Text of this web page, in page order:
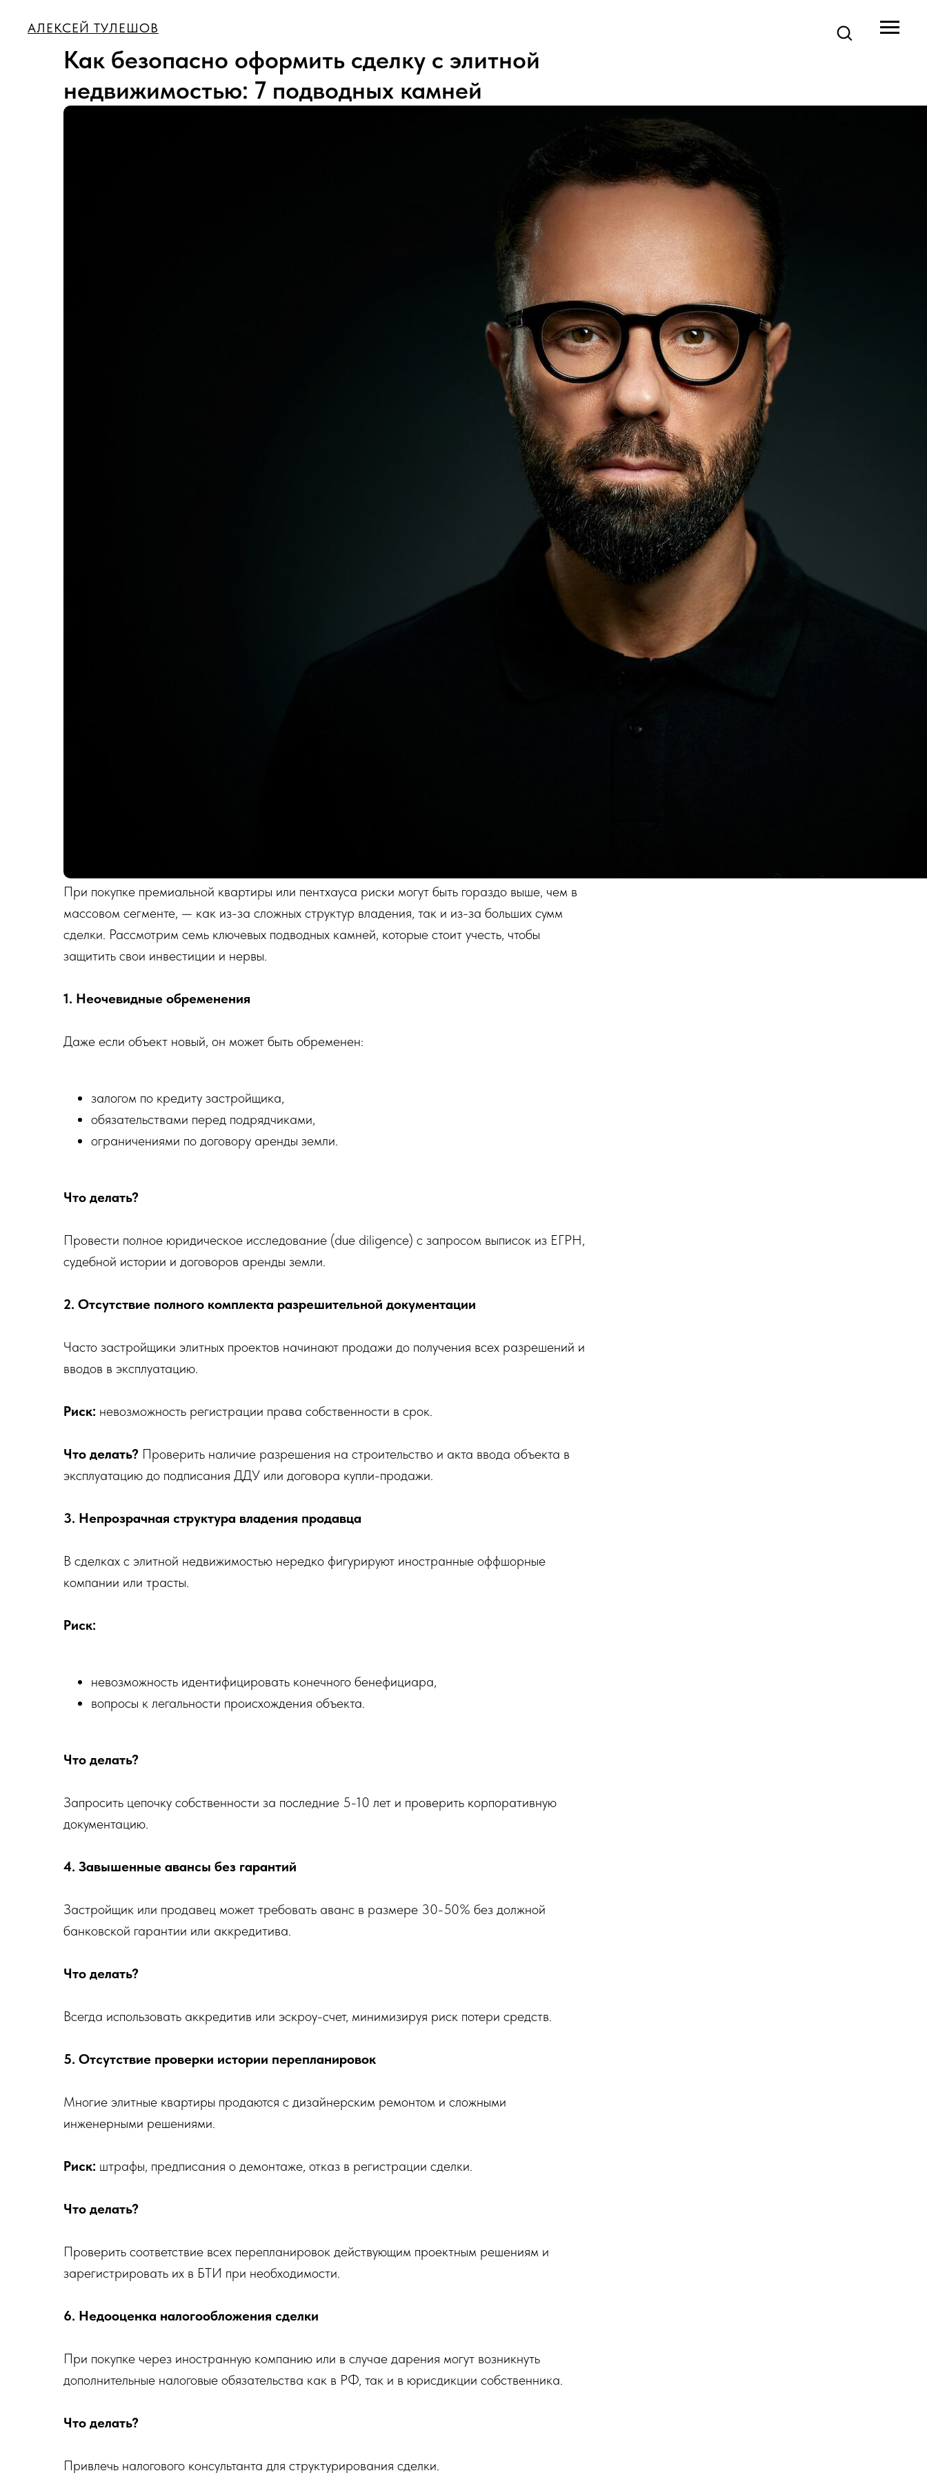
АЛЕКСЕЙ ТУЛЕШОВ
Как безопасно оформить сделку с элитной
недвижимостью: 7 подводных камней
При покупке премиальной квартиры или пентхауса риски могут быть гораздо выше, чем в
массовом сегменте, — как из-за сложных структур владения, так и из-за больших сумм
сделки. Рассмотрим семь ключевых подводных камней, которые стоит учесть, чтобы
защитить свои инвестиции и нервы.
1. Неочевидные обременения
Даже если объект новый, он может быть обременен:
залогом по кредиту застройщика,
обязательствами перед подрядчиками,
ограничениями по договору аренды земли.
Что делать?
Провести полное юридическое исследование (due diligence) с запросом выписок из ЕГРН,
судебной истории и договоров аренды земли.
2. Отсутствие полного комплекта разрешительной документации
Часто застройщики элитных проектов начинают продажи до получения всех разрешений и
вводов в эксплуатацию.
Риск: невозможность регистрации права собственности в срок.
Что делать? Проверить наличие разрешения на строительство и акта ввода объекта в
эксплуатацию до подписания ДДУ или договора купли-продажи.
3. Непрозрачная структура владения продавца
В сделках с элитной недвижимостью нередко фигурируют иностранные оффшорные
компании или трасты.
Риск:
невозможность идентифицировать конечного бенефициара,
вопросы к легальности происхождения объекта.
Что делать?
Запросить цепочку собственности за последние 5-10 лет и проверить корпоративную
документацию.
4. Завышенные авансы без гарантий
Застройщик или продавец может требовать аванс в размере 30-50% без должной
банковской гарантии или аккредитива.
Что делать?
Всегда использовать аккредитив или эскроу-счет, минимизируя риск потери средств.
5. Отсутствие проверки истории перепланировок
Многие элитные квартиры продаются с дизайнерским ремонтом и сложными
инженерными решениями.
Риск: штрафы, предписания о демонтаже, отказ в регистрации сделки.
Что делать?
Проверить соответствие всех перепланировок действующим проектным решениям и
зарегистрировать их в БТИ при необходимости.
6. Недооценка налогообложения сделки
При покупке через иностранную компанию или в случае дарения могут возникнуть
дополнительные налоговые обязательства как в РФ, так и в юрисдикции собственника.
Что делать?
Привлечь налогового консультанта для структурирования сделки.